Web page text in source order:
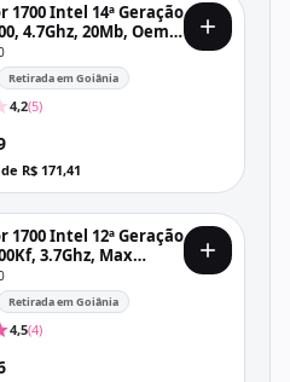
1700 Intel 14ª Geração
4.7Ghz, 20Mb, Oem,
Retirada em Goiânia
4,2(5)
R$ 171,41
1700 Intel 12ª Geração
3.7Ghz, Max
20Mb, Sem Vídeo,
Retirada em Goiânia
4,5(4)